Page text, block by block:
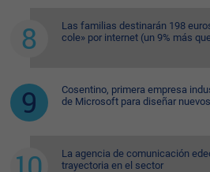
Las familias destinarán 198
cole» por internet (un 9% más
Cosentino, primera empresa
de Microsoft para diseñar
La agencia de comunicación
trayectoria en el sector